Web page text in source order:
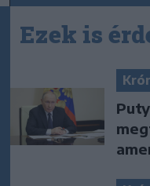
Ezek is